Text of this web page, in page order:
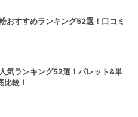
おすすめランキング52選！口コミ
気ランキング52選！パレット&単
比較！